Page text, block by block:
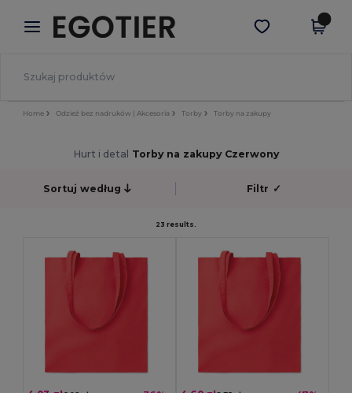
× Aplikacja Egotier
Lepsze ceny w aplikacji!
Pobierz app
Home Odzież bez nadruków | Akcesoria Torby Torby na zakupy
Hurt i detal Torby na zakupy Czerwony
Sortuj według Filtr ✓
23 results.